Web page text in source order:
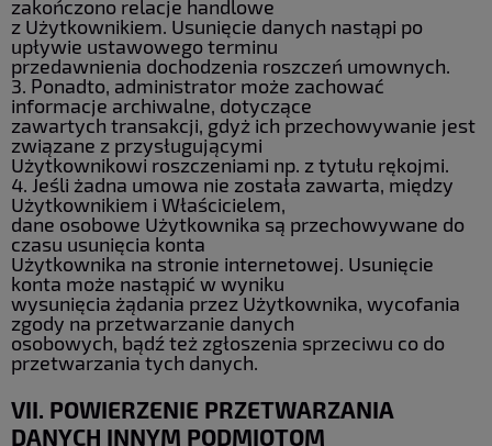
zakończono relacje handlowe
z Użytkownikiem. Usunięcie danych nastąpi po
upływie ustawowego terminu
przedawnienia dochodzenia roszczeń umownych.
3. Ponadto, administrator może zachować
informacje archiwalne, dotyczące
zawartych transakcji, gdyż ich przechowywanie jest
związane z przysługującymi
Użytkownikowi roszczeniami np. z tytułu rękojmi.
4. Jeśli żadna umowa nie została zawarta, między
Użytkownikiem i Właścicielem,
dane osobowe Użytkownika są przechowywane do
czasu usunięcia konta
Użytkownika na stronie internetowej. Usunięcie
konta może nastąpić w wyniku
wysunięcia żądania przez Użytkownika, wycofania
zgody na przetwarzanie danych
osobowych, bądź też zgłoszenia sprzeciwu co do
przetwarzania tych danych.
VII. POWIERZENIE PRZETWARZANIA
DANYCH INNYM PODMIOTOM